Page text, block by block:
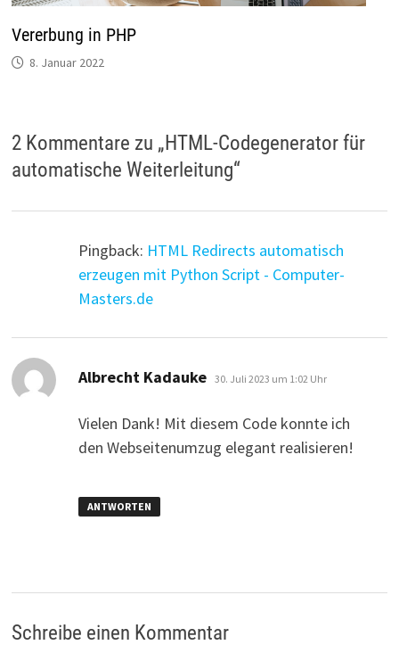
Vererbung in PHP
8. Januar 2022
2 Kommentare zu „HTML-Codegenerator für
automatische Weiterleitung“
Pingback: HTML Redirects automatisch
erzeugen mit Python Script - Computer-
Masters.de
Albrecht Kadauke sagt:
30. Juli 2023 um 1:02 Uhr
Vielen Dank! Mit diesem Code konnte ich
den Webseitenumzug elegant realisieren!
ANTWORTEN
Schreibe einen Kommentar